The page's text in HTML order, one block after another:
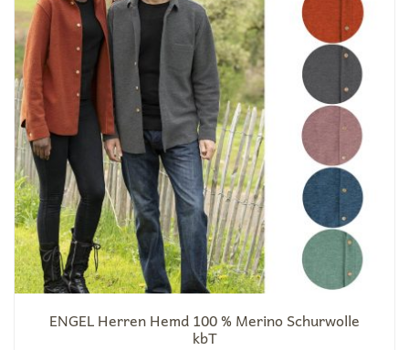
ENGEL Herren Hemd 100 % Merino Schurwolle
kbT